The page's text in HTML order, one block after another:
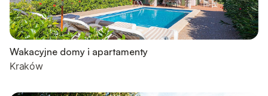
Wakacyjne domy i apartamenty
Kraków